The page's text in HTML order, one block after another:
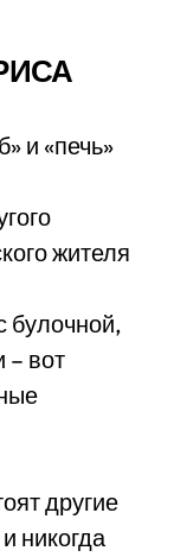
и «печь»
жителя
булочной,
– вот
другие
никогда